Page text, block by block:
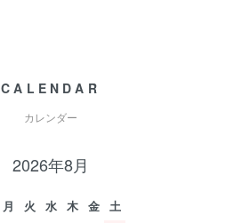
CALENDAR
カレンダー
2026年8月
月 火 水 木 金
土